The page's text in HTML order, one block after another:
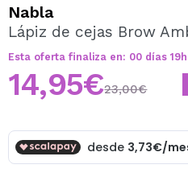
Al crear una cuenta en
tus compras rápidamente,
Nabla
Lápiz de cejas Brow
Esta oferta finaliza en: 00 días 19h
14,95€23,00€